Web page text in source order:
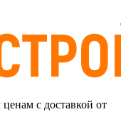
с доставкой от